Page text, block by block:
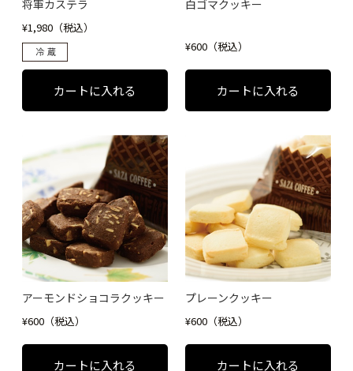
将軍カステラ
¥1,980（税込）
白ゴマクッキー
¥600（税込）
アーモンドショコラクッキー
¥600（税込）
プレーンクッキー
¥600（税込）